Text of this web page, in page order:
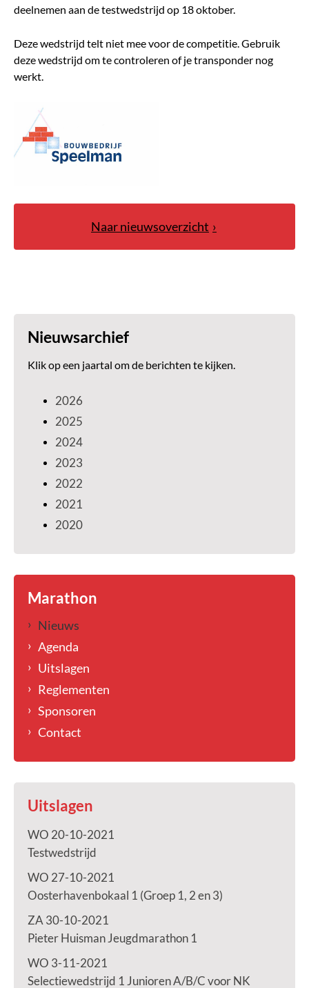
deelnemen aan de testwedstrijd op 18 oktober.
Deze wedstrijd telt niet mee voor de competitie. Gebruik
deze wedstrijd om te controleren of je transponder nog
werkt.
Naar nieuwsoverzicht
Nieuwsarchief
Klik op een jaartal om de berichten te kijken.
2026
2025
2024
2023
2022
2021
2020
Marathon
Nieuws
Agenda
Uitslagen
Reglementen
Sponsoren
Contact
Uitslagen
WO 20-10-2021
Testwedstrijd
WO 27-10-2021
Oosterhavenbokaal 1 (Groep 1, 2 en 3)
ZA 30-10-2021
Pieter Huisman Jeugdmarathon 1
WO 3-11-2021
Selectiewedstrijd 1 Junioren A/B/C voor NK